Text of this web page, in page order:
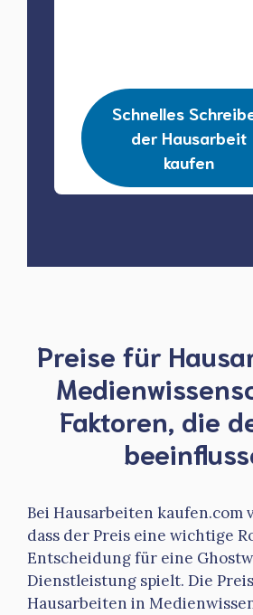
Schnelles
der Hausarbeit
kaufen
Preise für
Faktoren, die
Bei Hausarbeiten kaufen.com
dass der Preis eine wichtige
Entscheidung für eine
Dienstleistung spielt. Die
Hausarbeiten in